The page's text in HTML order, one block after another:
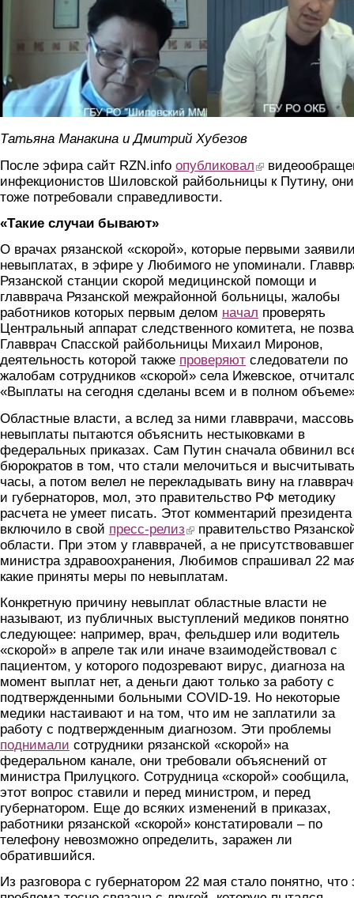
Татьяна Манакина и Дмитрий Хубезов
После эфира сайт RZN.info опубликовал (link is external)
инфекционистов Шиловской райбольницы к Путину, они
тоже потребовали справедливости.
«Такие случаи бывают»
О врачах рязанской «скорой», которые первыми
невыплатах, в эфире у Любимого не упоминали.
Рязанской станции скорой медицинской помощи и
главврача Рязанской межрайонной больницы, жалобы
работников которых первым делом начал проверять
Центральный аппарат следственного комитета, не
Главврач Спасской райбольницы Михаил Миронов,
деятельность которой также проверяют следователи по
жалобам сотрудников «скорой» села Ижевское,
«Выплаты на сегодня сделаны всем и в полном
Областные власти, а вслед за ними главврачи,
невыплаты пытаются объяснить нестыковками в
федеральных приказах. Сам Путин сначала обвинил
бюрократов в том, что стали мелочиться и высчитывать
часы, а потом велел не перекладывать вину на
и губернаторов, мол, это правительство РФ методику
расчета не умеет писать. Этот комментарий президента
включило в свой пресс-релиз (link is external)
правительство
области. При этом у главврачей, а не
министра здравоохранения, Любимов спрашивал 22
какие приняты меры по невыплатам.
Конкретную причину невыплат областные власти не
называют, из публичных выступлений медиков понятно
следующее: например, врач, фельдшер или водитель
«скорой» в апреле так или иначе взаимодействовал с
пациентом, у которого подозревают вирус, диагноза на
момент выплат нет, а деньги дают только за работу с
подтвержденными больными COVID-19. Но некоторые
медики настаивают и на том, что им не заплатили за
работу с подтвержденным диагнозом. Эти проблемы
поднимали сотрудники рязанской «скорой» на
федеральном канале, они требовали объяснений от
министра Прилуцкого. Сотрудница «скорой» сообщила,
этот вопрос ставили и перед министром, и перед
губернатором. Еще до всяких изменений в приказах,
работники рязанской «скорой» констатировали – по
телефону невозможно определить, заражен ли
обратившийся.
Из разговора с губернатором 22 мая стало понятно, что